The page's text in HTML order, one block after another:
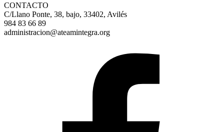
CONTACTO
C/Llano Ponte, 38, bajo, 33402, Avilés
984 83 66 89
administracion@ateamintegra.org